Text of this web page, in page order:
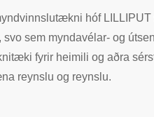
hóf
sem myndavélar- og
fyrir heimili og aðra
reynslu og reynslu.